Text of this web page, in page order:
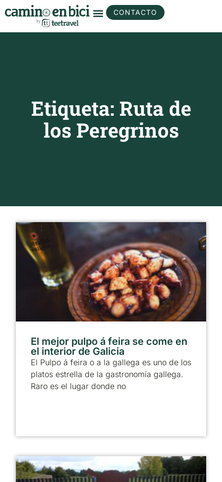
CONTACTO
Etiqueta: Ruta de
los Peregrinos
El mejor pulpo á feira se come en
el interior de Galicia
El Pulpo á feira o a la gallega es uno de los
platos estrella de la gastronomía gallega.
Raro es el lugar donde no